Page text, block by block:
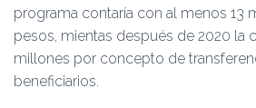
programa contaría con al menos 13
pesos, mientas después de 2020 la
millones por concepto de
beneficiarios.